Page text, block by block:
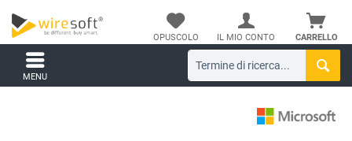
CARRELLO
OPUSCOLO IL MIO CONTO
MENU